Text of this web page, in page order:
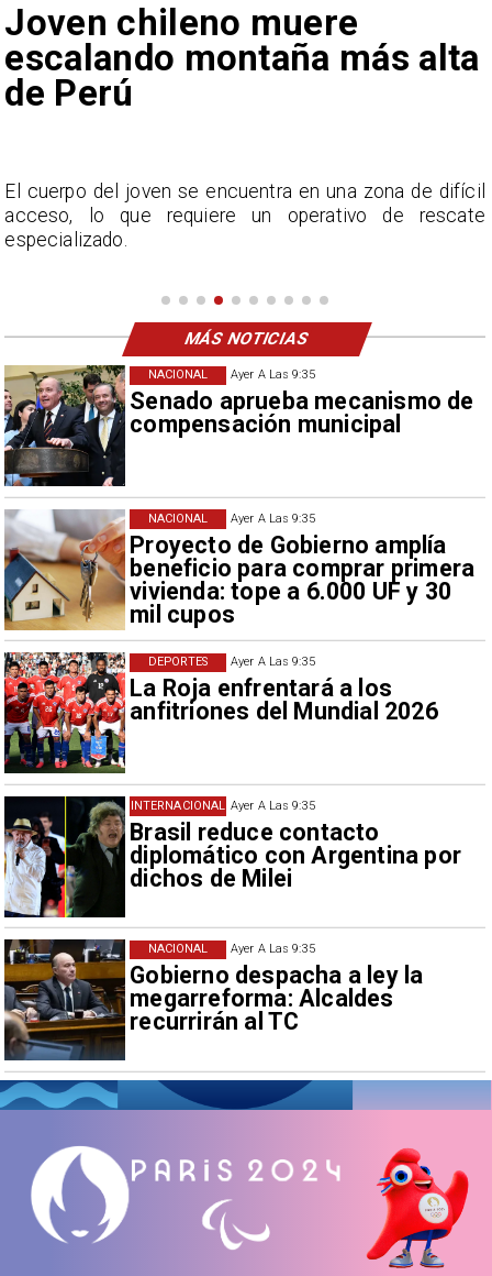
Ayer A Las 9:35
Senado aprueba mecanismo de
compensación municipal
NACIONAL
Ayer A Las 9:35
Proyecto de Gobierno amplía
beneficio para comprar primera
vivienda: tope a 6.000 UF y 30
mil cupos
NACIONAL
Ayer A Las 9:35
La Roja enfrentará a los
anfitriones del Mundial 2026
DEPORTES
Ayer A Las 9:35
Brasil reduce contacto
diplomático con Argentina por
dichos de Milei
INTERNACIONAL
Ayer A Las 9:35
Gobierno despacha a ley la
megarreforma: Alcaldes
recurrirán al TC
NACIONAL
Joven chileno muere
escalando montaña más alta
de Perú
El cuerpo del joven se encuentra en una zona de difícil
acceso, lo que requiere un operativo de rescate
especializado.
MÁS NOTICIAS